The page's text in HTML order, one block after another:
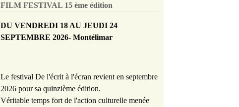
FILM FESTIVAL 15 ème édition
DU VENDREDI 18 AU JEUDI 24
SEPTEMBRE 2026- Montélimar
Le festival De l'écrit à l'écran revient en septembre
2026 pour sa quinzième édition.
Véritable temps fort de l'action culturelle menée